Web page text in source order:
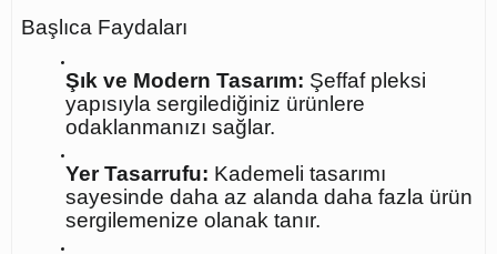
Başlıca Faydaları
Şık ve Modern Tasarım: Şeffaf pleksi
yapısıyla sergilediğiniz ürünlere
odaklanmanızı sağlar.
Yer Tasarrufu: Kademeli tasarımı
sayesinde daha az alanda daha fazla ürün
sergilemenize olanak tanır.